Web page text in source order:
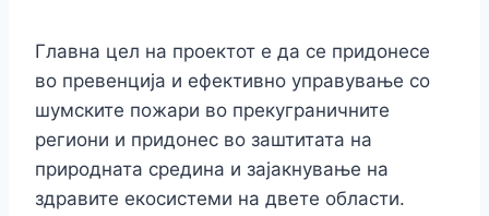
Главна цел на проектот е да се придонесе
во превенција и ефективно управување со
шумските пожари во прекуграничните
региони и придонес во заштитата на
природната средина и зајакнување на
здравите екосистеми на двете области.